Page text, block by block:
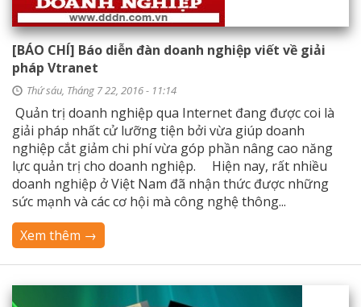
[BÁO CHÍ] Báo diễn đàn doanh nghiệp viết về giải
pháp Vtranet
Thứ sáu, Tháng 7 22, 2016 - 11:14
Quản trị doanh nghiệp qua Internet đang được coi là
giải pháp nhất cử lưỡng tiện bởi vừa giúp doanh
nghiệp cắt giảm chi phí vừa góp phần nâng cao năng
lực quản trị cho doanh nghiệp. Hiện nay, rất nhiều
doanh nghiệp ở Việt Nam đã nhận thức được những
sức mạnh và các cơ hội mà công nghệ thông...
Xem thêm →